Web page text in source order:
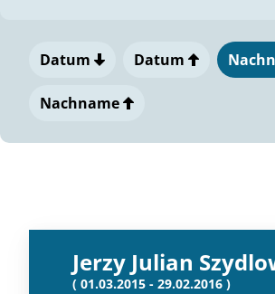
Datum Datum
Nachname
Jerzy Julian
( 01.03.2015 - 29.02.2016 )